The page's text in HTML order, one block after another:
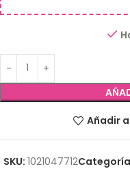
Añadir
SKU: 1021047712